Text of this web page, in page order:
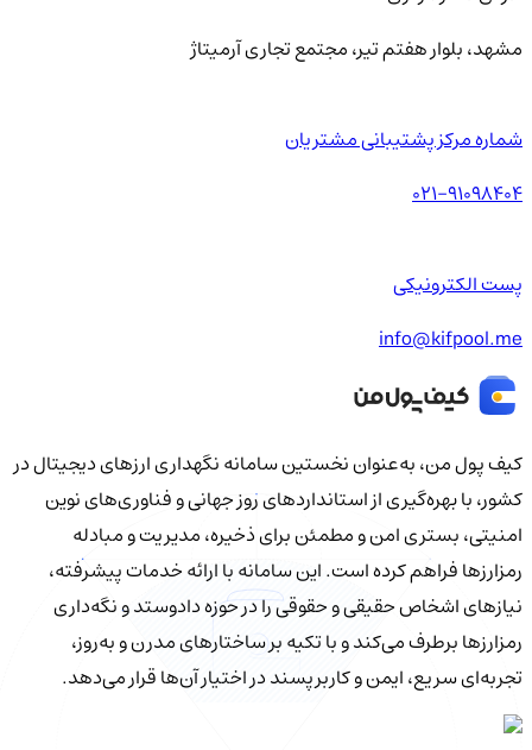
مشهد، بلوار هفتم تیر، مجتمع تجاری آرمیتاژ
شماره مرکز پشتیبانی مشتریان
021-91098404
پست الکترونیکی
info@kifpool.me
کیف‌ پول من، به‌عنوان نخستین سامانه نگهداری ارزهای دیجیتال در
کشور، با بهره‌گیری از استانداردهای روز جهانی و فناوری‌های نوین
امنیتی، بستری امن و مطمئن برای ذخیره، مدیریت و مبادله
رمزارزها فراهم کرده است. این سامانه با ارائه خدمات پیشرفته،
نیازهای اشخاص حقیقی و حقوقی را در حوزه دادوستد و نگه‌داری
رمزارزها برطرف می‌کند و با تکیه بر ساختارهای مدرن و به‌روز،
تجربه‌ای سریع، ایمن و کاربرپسند در اختیار آن‌ها قرار می‌دهد.